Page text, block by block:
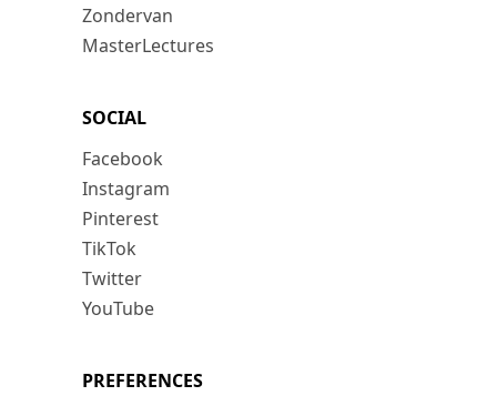
Zondervan
MasterLectures
SOCIAL
Facebook
Instagram
Pinterest
TikTok
Twitter
YouTube
PREFERENCES